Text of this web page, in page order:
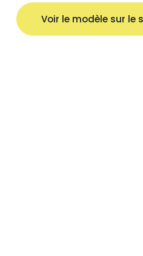
Voir le modèle sur le